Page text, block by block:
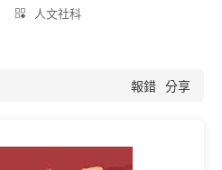

分
人文社科
報錯 分享